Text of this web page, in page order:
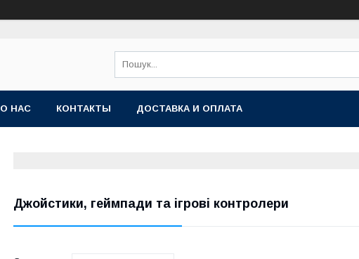
О НАС КОНТАКТЫ ДОСТАВКА И ОПЛАТА
Джойстики, геймпади та ігрові контролери